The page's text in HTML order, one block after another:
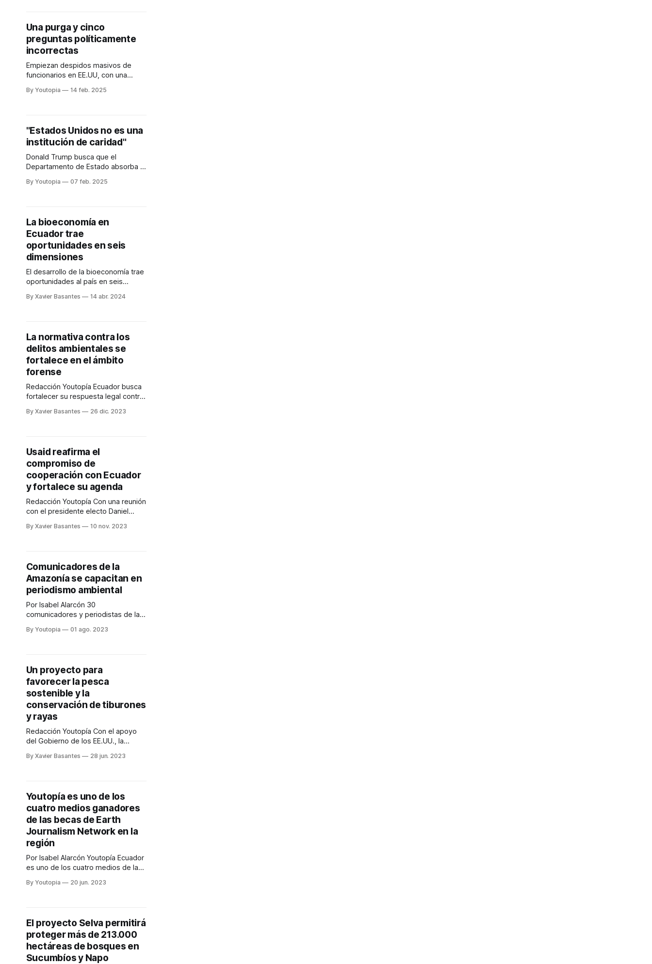
Una purga y cinco
preguntas políticamente
incorrectas
Empiezan despidos masivos de
funcionarios en EE.UU, con una
By Youtopia 14 feb. 2025
"Estados Unidos no es una
institución de caridad"
Donald Trump busca que el
Departamento de Estado absorba a
By Youtopia 07 feb. 2025
La bioeconomía en
Ecuador trae
oportunidades en seis
dimensiones
El desarrollo de la bioeconomía trae
oportunidades al país en seis
Libro Blanco de la Bioeconomía
oportunidades desde la óptica de
seis dimensiones: productiva,
tecnológica, económica, legal,
política y ambiental.
By Xavier Basantes 14 abr. 2024
La normativa contra los
delitos ambientales se
fortalece en el ámbito
forense
Redacción Youtopía Ecuador busca
fortalecer su respuesta legal contra
desarrollaron jornadas de
se realizó la III Reunión de la
Comisión Técnica, para la creación
del instrumento de normalización
forense, sobre el
By Xavier Basantes 26 dic. 2023
Usaid reafirma el
compromiso de
cooperación con Ecuador
y fortalece su agenda
Redacción Youtopía Con una reunión
con el presidente electo Daniel
visita de dos días al Ecuador, de la
trabajo que la Agencia de EE.UU.
para el
By Xavier Basantes 10 nov. 2023
Comunicadores de la
Amazonía se capacitan en
periodismo ambiental
Por Isabel Alarcón 30
comunicadores y periodistas de la
capacitaciones sobre la cobertura
2023 arrancaron los talleres que son
parte del proyecto Visión
Amazónica, de Youtopía Ecuador. El
objetivo
By Youtopia 01 ago. 2023
Un proyecto para
favorecer la pesca
sostenible y la
conservación de tiburones
y rayas
Redacción Youtopía Con el apoyo
del Gobierno de los EE.UU., la
Mundial para la Naturaleza (WWF
junio del 2023 en Galápagos, es
afrontar la pesca ilegal,
By Xavier Basantes 28 jun. 2023
Youtopía es uno de los
cuatro medios ganadores
de las becas de Earth
Journalism Network en la
región
Por Isabel Alarcón Youtopía Ecuador
es uno de los cuatro medios de la
parte de la primera cohorte de
propuestas de Brasil, Perú,
Colombia y Ecuador fueron
seleccionadas, para
By Youtopia 20 jun. 2023
El proyecto Selva permitirá
proteger más de 213.000
hectáreas de bosques en
Sucumbíos y Napo